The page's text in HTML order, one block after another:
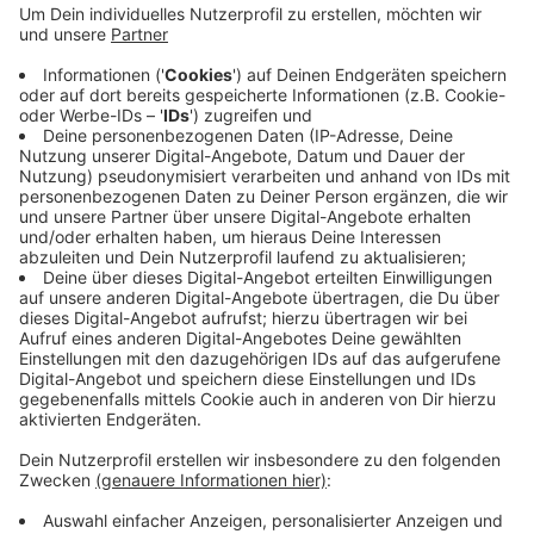
infiziert war – Covid 19 war bei ihm aber nicht die
führende Todesursache, so der Kreis. Weil
gleichzeitig rund 70 Menschen seit heute als
genesen gelten, ist die Zahl der akuten Fälle
kreisweit auf 352 gesunken. Auch die Sieben-Tage-
Inzidenz ist leicht gefallen, sie liegt jetzt bei 139,6.
Veröffentlicht:Freitag, 20.11.2020 16:14
Anzeige